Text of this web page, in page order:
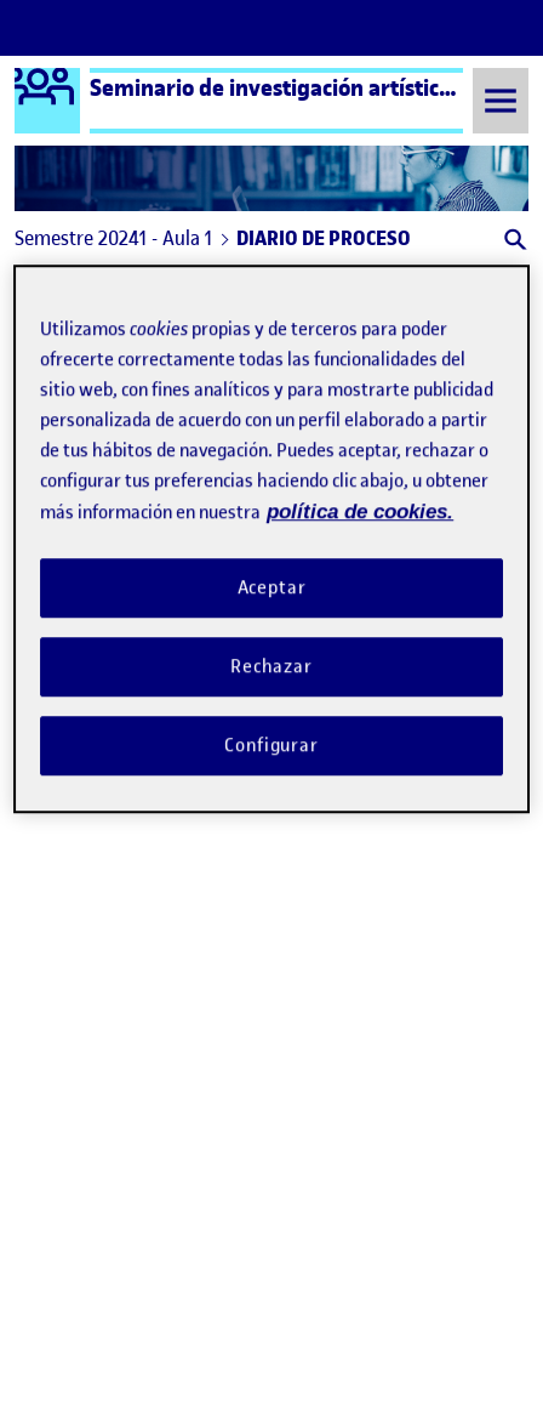
Saltar al contenido
Logo Ágora Seminario de investigación artística – Aula 1
Semestre 20241 - Aula 1 DIARIO DE PROCESO
Publicado porDIARIO DE PROCESO
Publicado por
Julio Jesus de Gracia Jorge
Visibilidad:
Pública-Fecha de publicación
6 Ene 2025-comentarioen DIARIO DE PROCESO
Utilizamoscookies propias y de terceros para poder
ofrecerte correctamente todas las funcionalidades del
sitio web, con fines analíticos y para mostrarte publicidad
personalizada de acuerdo con un perfil elaborado a partir
de tus hábitos de navegación. Puedes aceptar, rechazar o
configurar tus preferencias haciendo clic abajo, u obtener
más información en nuestra política de cookies.
Rechazar
Aceptar
Configurar